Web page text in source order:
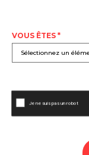
VOUS ÊTES *